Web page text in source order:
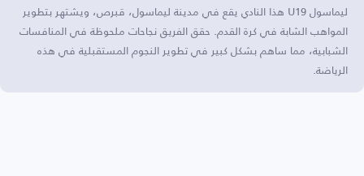
ليماسول U19 هذا النادي يقع في مدينة ليماسول، قبرص، ويشتهر بتطوير
المواهب الشابة في كرة القدم. حقق الفريق نجاحات ملحوظة في المنافسات
الشبابية، مما ساهم بشكل كبير في تطوير النجوم المستقبلية في هذه
الرياضة.